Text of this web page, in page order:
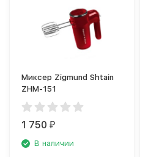
Миксер Zigmund Shtain
ZHM-151
1 750₽
В наличии